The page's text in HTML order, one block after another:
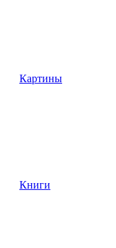
Картины
Книги